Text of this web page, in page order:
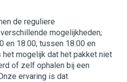
de reguliere
mogelijkheden;
en 18.00, tussen 18.00 en
mogelijk dat het pakket niet
of zelf ophalen bij een
ervaring is dat